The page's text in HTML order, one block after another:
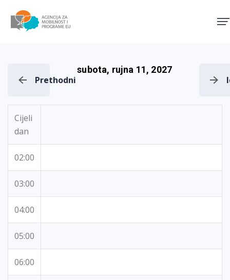
Prethodni
subota, rujna 11, 2027
Cijeli
dan
02:00
03:00
04:00
05:00
06:00